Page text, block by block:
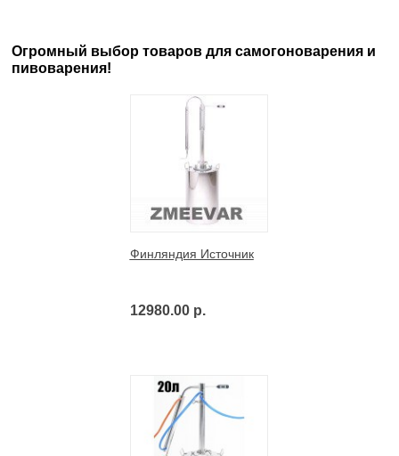
Огромный выбор товаров для самогоноварения и
пивоварения!
Финляндия Источник
12980.00 р.